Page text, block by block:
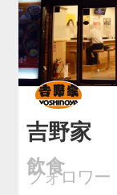
吉野家
飲食
フォロワー